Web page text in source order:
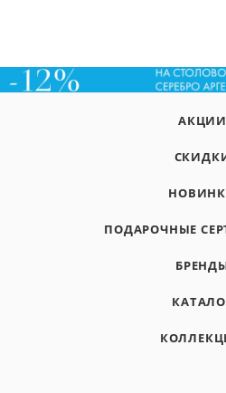
АКЦИИ
ПОДАРОЧНЫЕ